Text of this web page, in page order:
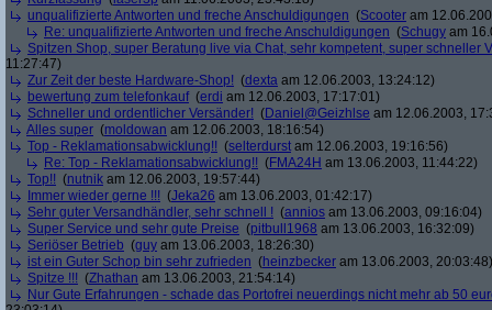
unqualifizierte Antworten und freche Anschuldigungen (Scooter am
Re: unqualifizierte Antworten und freche Anschuldigungen (Schugy am
Spitzen Shop, super Beratung live via Chat, sehr kompetent, super schneller
11:27:47)
Zur Zeit der beste Hardware-Shop! (dexta am 12.06.2003, 13:24:12)
bewertung zum telefonkauf(erdi am 12.06.2003, 17:17:01)
Schneller und ordentlicher Versänder! (Daniel@Geizhlse am 12.06.2003,
Alles super (moldowan am 12.06.2003, 18:16:54)
Top - Reklamationsabwicklung!! (selterdurst am 12.06.2003, 19:16:56)
Re: Top - Reklamationsabwicklung!! (FMA24H am 13.06.2003, 11:44:22)
Top!! (nutnik am 12.06.2003, 19:57:44)
Immer wieder gerne !!! (Jeka26 am 13.06.2003, 01:42:17)
Sehr guter Versandhändler, sehr schnell ! (annios am 13.06.2003, 09:16:04)
Super Service und sehr gute Preise (pitbull1968 am 13.06.2003, 16:32:09)
Seriöser Betrieb (guy am 13.06.2003, 18:26:30)
ist ein Guter Schop bin sehr zufrieden (heinzbecker am 13.06.2003, 20:03:48)
Spitze !!! (Zhathan am 13.06.2003, 21:54:14)
Nur Gute Erfahrungen - schade das Portofrei neuerdings nicht mehr ab 50